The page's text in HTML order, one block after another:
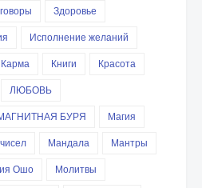
Здоровье
Исполнение желаний
Карма Книги
Красота
ЛЮБОВЬ
БУРЯ
Магия
Мандала
Мантры
Ошо
Молитвы